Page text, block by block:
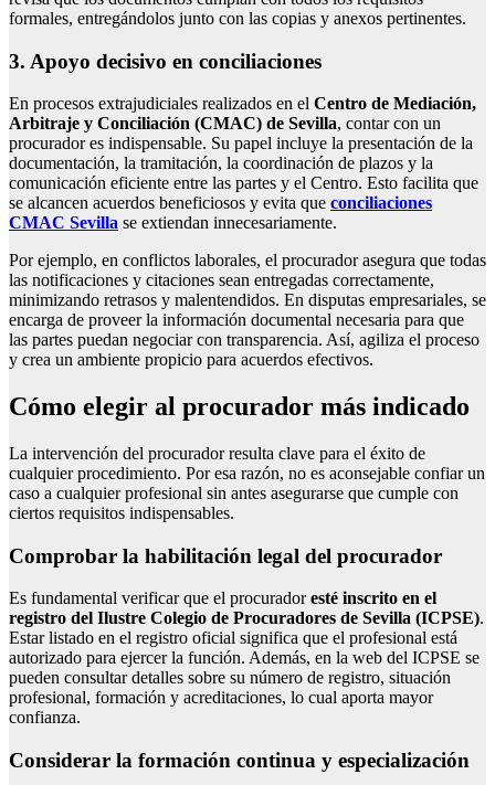
formales, entregándolos junto con las copias y anexos pertinentes.
3. Apoyo decisivo en conciliaciones
En procesos extrajudiciales realizados en el Centro de Mediación,
Arbitraje y Conciliación (CMAC) de Sevilla, contar con un
procurador es indispensable. Su papel incluye la presentación de la
documentación, la tramitación, la coordinación de plazos y la
comunicación eficiente entre las partes y el Centro. Esto facilita que
se alcancen acuerdos beneficiosos y evita que conciliaciones
CMAC Sevilla se extiendan innecesariamente.
Por ejemplo, en conflictos laborales, el procurador asegura que todas
las notificaciones y citaciones sean entregadas correctamente,
minimizando retrasos y malentendidos. En disputas empresariales, se
encarga de proveer la información documental necesaria para que
las partes puedan negociar con transparencia. Así, agiliza el proceso
y crea un ambiente propicio para acuerdos efectivos.
Cómo elegir al procurador más indicado
La intervención del procurador resulta clave para el éxito de
cualquier procedimiento. Por esa razón, no es aconsejable confiar un
caso a cualquier profesional sin antes asegurarse que cumple con
ciertos requisitos indispensables.
Comprobar la habilitación legal del procurador
Es fundamental verificar que el procuradoresté inscrito en el
registro del Ilustre Colegio de Procuradores de Sevilla (ICPSE).
Estar listado en el registro oficial significa que el profesional está
autorizado para ejercer la función. Además, en la web del ICPSE se
pueden consultar detalles sobre su número de registro, situación
profesional, formación y acreditaciones, lo cual aporta mayor
confianza.
Considerar la formación continua y especialización